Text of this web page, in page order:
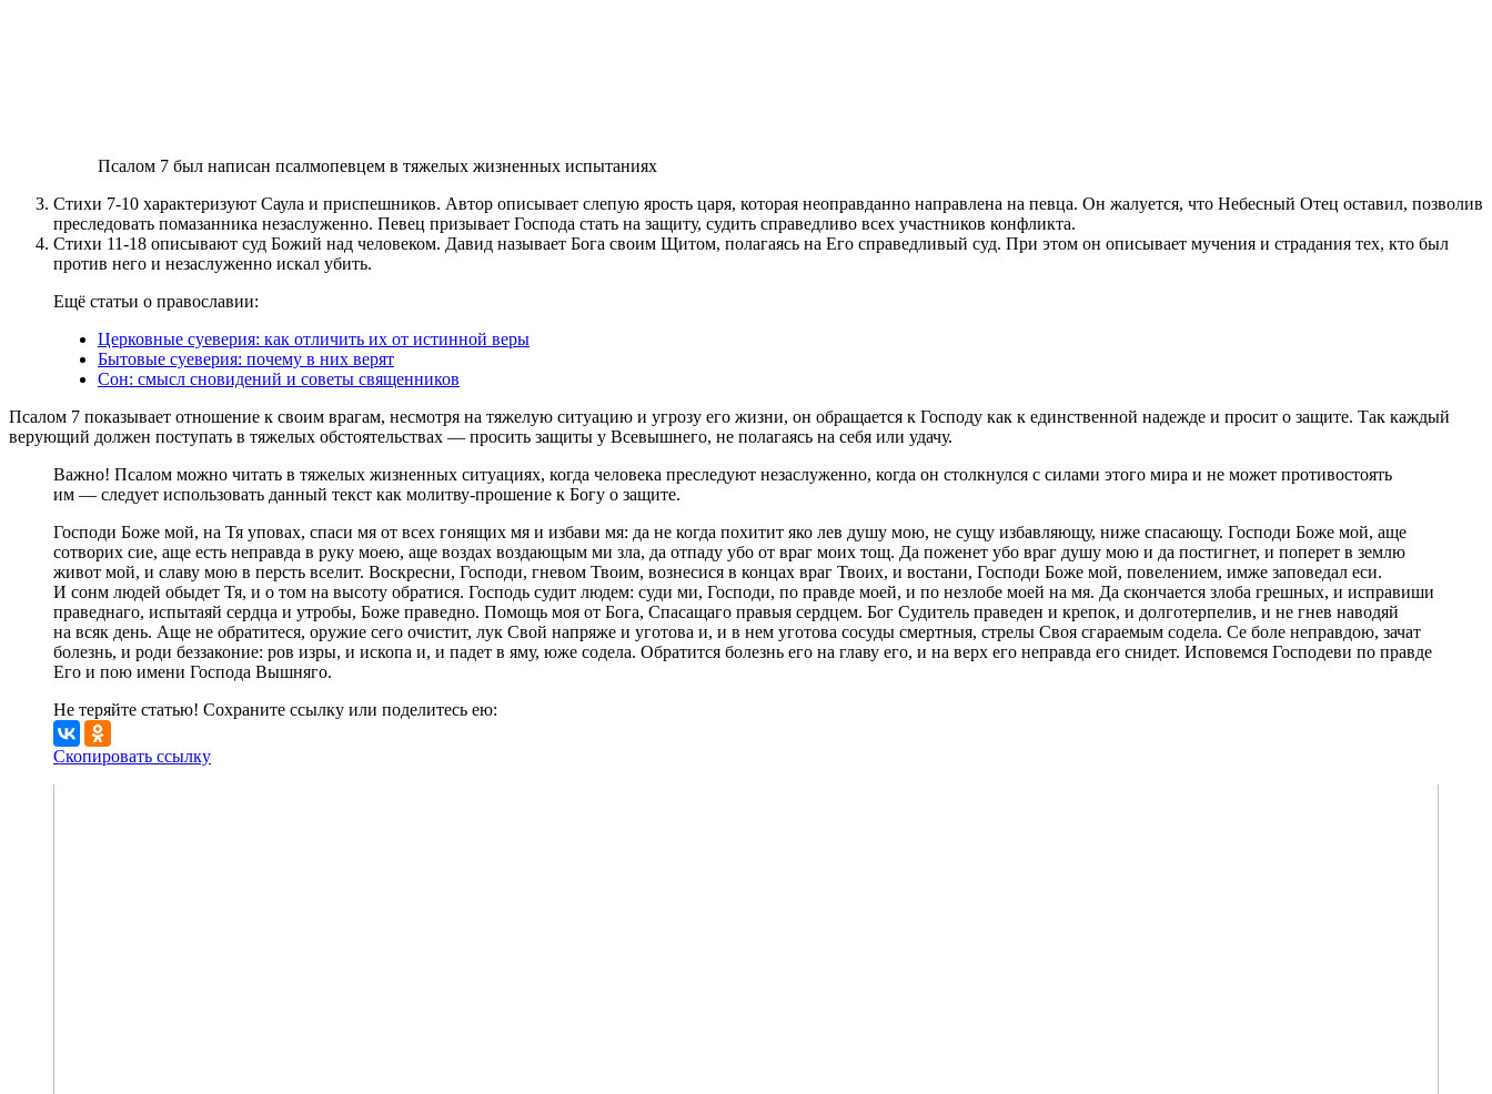
Псалом 7 был написан псалмопевцем в тяжелых жизненных испытаниях
Стихи 7-10 характеризуют Саула и приспешников. Автор описывает слепую ярость царя, которая неоправданно направлена на певца. Он жалуется, что Небесный Отец оставил, позволив
преследовать помазанника незаслуженно. Певец призывает Господа стать на защиту, судить справедливо всех участников конфликта.
Стихи 11-18 описывают суд Божий над человеком. Давид называет Бога своим Щитом, полагаясь на Его справедливый суд. При этом он описывает мучения и страдания тех, кто был
против него и незаслуженно искал убить.
Ещё статьи о православии:
Церковные суеверия: как отличить их от истинной веры
Бытовые суеверия: почему в них верят
Сон: смысл сновидений и советы священников
Псалом 7 показывает отношение к своим врагам, несмотря на тяжелую ситуацию и угрозу его жизни, он обращается к Господу как к единственной надежде и просит о защите. Так каждый
верующий должен поступать в тяжелых обстоятельствах — просить защиты у Всевышнего, не полагаясь на себя или удачу.
Важно! Псалом можно читать в тяжелых жизненных ситуациях, когда человека преследуют незаслуженно, когда он столкнулся с силами этого мира и не может противостоять
им — следует использовать данный текст как молитву-прошение к Богу о защите.
Господи Боже мой, на Тя уповах, спаси мя от всех гонящих мя и избави мя: да не когда похитит яко лев душу мою, не сущу избавляющу, ниже спасающу. Господи Боже мой, аще
сотворих сие, аще есть неправда в руку моею, аще воздах воздающым ми зла, да отпаду убо от враг моих тощ. Да поженет убо враг душу мою и да постигнет, и поперет в землю
живот мой, и славу мою в персть вселит. Воскресни, Господи, гневом Твоим, вознесися в концах враг Твоих, и востани, Господи Боже мой, повелением, имже заповедал еси.
И сонм людей обыдет Тя, и о том на высоту обратися. Господь судит людем: суди ми, Господи, по правде моей, и по незлобе моей на мя. Да скончается злоба грешных, и исправиши
праведнаго, испытаяй сердца и утробы, Боже праведно. Помощь моя от Бога, Спасащаго правыя сердцем. Бог Судитель праведен и крепок, и долготерпелив, и не гнев наводяй
на всяк день. Аще не обратитеся, оружие сего очистит, лук Свой напряже и уготова и, и в нем уготова сосуды смертныя, стрелы Своя сгараемым содела. Се боле неправдою, зачат
болезнь, и роди беззаконие: ров изры, и ископа и, и падет в яму, юже содела. Обратится болезнь его на главу его, и на верх его неправда его снидет. Исповемся Господеви по правде
Его и пою имени Господа Вышняго.
Не теряйте статью! Сохраните ссылку или поделитесь ею:
Скопировать ссылку